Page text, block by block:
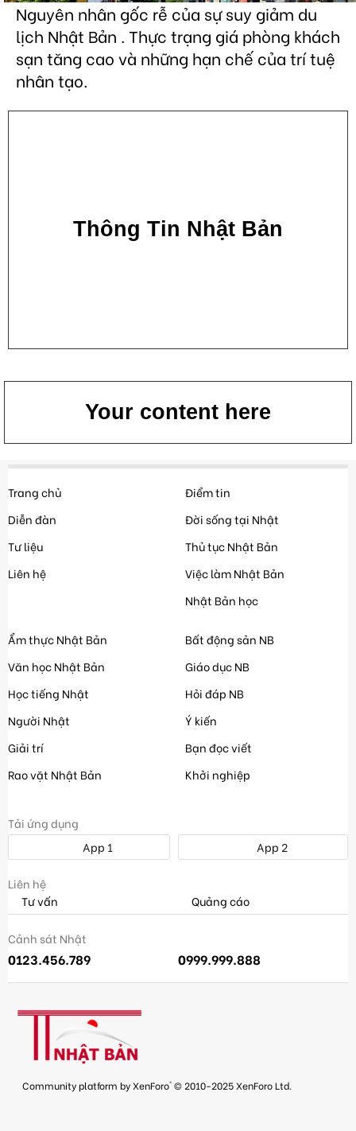
Nguyên nhân gốc rễ của sự suy giảm du
lịch Nhật Bản . Thực trạng giá phòng khách
sạn tăng cao và những hạn chế của trí tuệ
nhân tạo.
Thông Tin Nhật Bản
Your content here
Trang chủ
Diễn đàn
Tư liệu
Liên hệ
Điểm tin
Đời sống tại Nhật
Thủ tục Nhật Bản
Việc làm Nhật Bản
Nhật Bản học
Ẩm thực Nhật Bản
Văn học Nhật Bản
Học tiếng Nhật
Người Nhật
Giải trí
Rao vặt Nhật Bản
Bất động sản NB
Giáo dục NB
Hỏi đáp NB
Ý kiến
Bạn đọc viết
Khởi nghiệp
Tải ứng dụng
App 1
App 2
Liên hệ
Tư vấn
Quảng cáo
Cảnh sát Nhật
0123.456.789 0999.999.888
Community platform by XenForo® © 2010-2025 XenForo Ltd.